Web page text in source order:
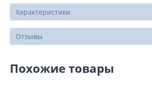
Характеристики
Отзывы
Похожие товары